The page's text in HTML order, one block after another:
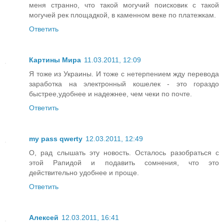
меня странно, что такой могучий поисковик с такой
могучей рек площадкой, в каменном веке по платежкам.
Ответить
Картины Мира 11.03.2011, 12:09
Я тоже из Украины. И тоже с нетерпением жду перевода
заработка на электронный кошелек - это гораздо
быстрее,удобнее и надежнее, чем чеки по почте.
Ответить
my pass qwerty 12.03.2011, 12:49
О, рад слышать эту новость. Осталось разобраться с
этой Рапидой и подавить сомнения, что это
действительно удобнее и проще.
Ответить
Алексей 12.03.2011, 16:41